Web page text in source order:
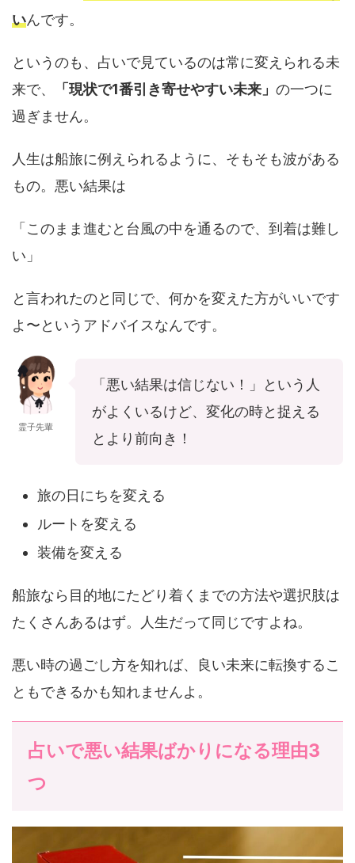
いんです。
というのも、占いで見ているのは常に変えられる未
来で、
「現状で1番引き寄せやすい未来」 の一つに
過ぎません。
人生は船旅に例えられるように、そもそも波がある
もの。悪い結果は
「このまま進むと台風の中を通るので、到着は難し
い」
と言われたのと同じで、何かを変えた方がいいです
よ〜というアドバイスなんです。
霊子先輩
「悪い結果は信じない！」という人
がよくいるけど、変化の時と捉える
とより前向き！
旅の日にちを変える
ルートを変える
装備を変える
船旅なら目的地にたどり着くまでの方法や選択肢は
たくさんあるはず。人生だって同じですよね。
悪い時の過ごし方を知れば、良い未来に転換するこ
ともできるかも知れませんよ。
占いで悪い結果ばかりになる理由3
つ